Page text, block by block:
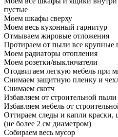
пустые
Моем шкафы сверху
Моем весь кухонный гарнитур
Отмываем жировые отложения
Протираем от пыли все крупные
Моем радиаторы отопления
Моем розетки/выключатели
Отодвигаем легкую мебель при
Снимаем защитную пленку и
Снимаем скотч
Избавляем от строительной
Избавляем мебель от
Оттираем следы и капли краски,
(не более 2 см диаметром)
Собираем весь мусор